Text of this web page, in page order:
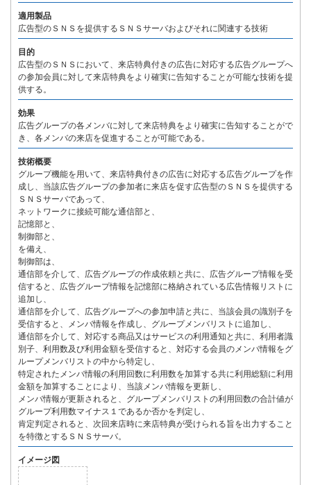
適用製品
広告型のＳＮＳを提供するＳＮＳサーバおよびそれに関連する技術
目的
広告型のＳＮＳにおいて、来店特典付きの広告に対応する広告グループへ
の参加会員に対して来店特典をより確実に告知することが可能な技術を提
供する。
効果
広告グループの各メンバに対して来店特典をより確実に告知することがで
き、各メンバの来店を促進することが可能である。
技術概要
グループ機能を用いて、来店特典付きの広告に対応する広告グループを作
成し、当該広告グループの参加者に来店を促す広告型のＳＮＳを提供する
ＳＮＳサーバであって、
ネットワークに接続可能な通信部と、
記憶部と、
制御部と、
を備え、
制御部は、
通信部を介して、広告グループの作成依頼と共に、広告グループ情報を受
信すると、広告グループ情報を記憶部に格納されている広告情報リストに
追加し、
通信部を介して、広告グループへの参加申請と共に、当該会員の識別子を
受信すると、メンバ情報を作成し、グループメンバリストに追加し、
通信部を介して、対応する商品又はサービスの利用通知と共に、利用者識
別子、利用数及び利用金額を受信すると、対応する会員のメンバ情報をグ
ループメンバリストの中から特定し、
特定されたメンバ情報の利用回数に利用数を加算する共に利用総額に利用
金額を加算することにより、当該メンバ情報を更新し、
メンバ情報が更新されると、グループメンバリストの利用回数の合計値が
グループ利用数マイナス１であるか否かを判定し、
肯定判定されると、次回来店時に来店特典が受けられる旨を出力すること
を特徴とするＳＮＳサーバ。
イメージ図